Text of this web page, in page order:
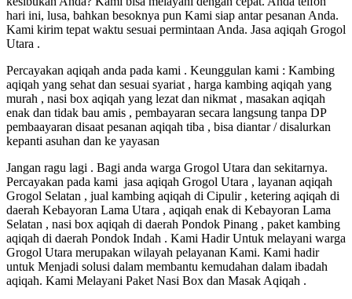
hari ini, lusa, bahkan besoknya pun Kami siap antar pesanan Anda.
Kami kirim tepat waktu sesuai permintaan Anda. Jasa aqiqah Grogol
Utara .
Percayakan aqiqah anda pada kami . Keunggulan kami : Kambing
aqiqah yang sehat dan sesuai syariat , harga kambing aqiqah yang
murah , nasi box aqiqah yang lezat dan nikmat , masakan aqiqah
enak dan tidak bau amis , pembayaran secara langsung tanpa DP
pembaayaran disaat pesanan aqiqah tiba , bisa diantar / disalurkan
kepanti asuhan dan ke yayasan
Jangan ragu lagi . Bagi anda warga Grogol Utara dan sekitarnya.
Percayakan pada kami jasa aqiqah Grogol Utara , layanan aqiqah
Grogol Selatan , jual kambing aqiqah di Cipulir , ketering aqiqah di
daerah Kebayoran Lama Utara , aqiqah enak di Kebayoran Lama
Selatan , nasi box aqiqah di daerah Pondok Pinang , paket kambing
aqiqah di daerah Pondok Indah . Kami Hadir Untuk melayani warga
Grogol Utara merupakan wilayah pelayanan Kami. Kami hadir
untuk Menjadi solusi dalam membantu kemudahan dalam ibadah
aqiqah. Kami Melayani Paket Nasi Box dan Masak Aqiqah .